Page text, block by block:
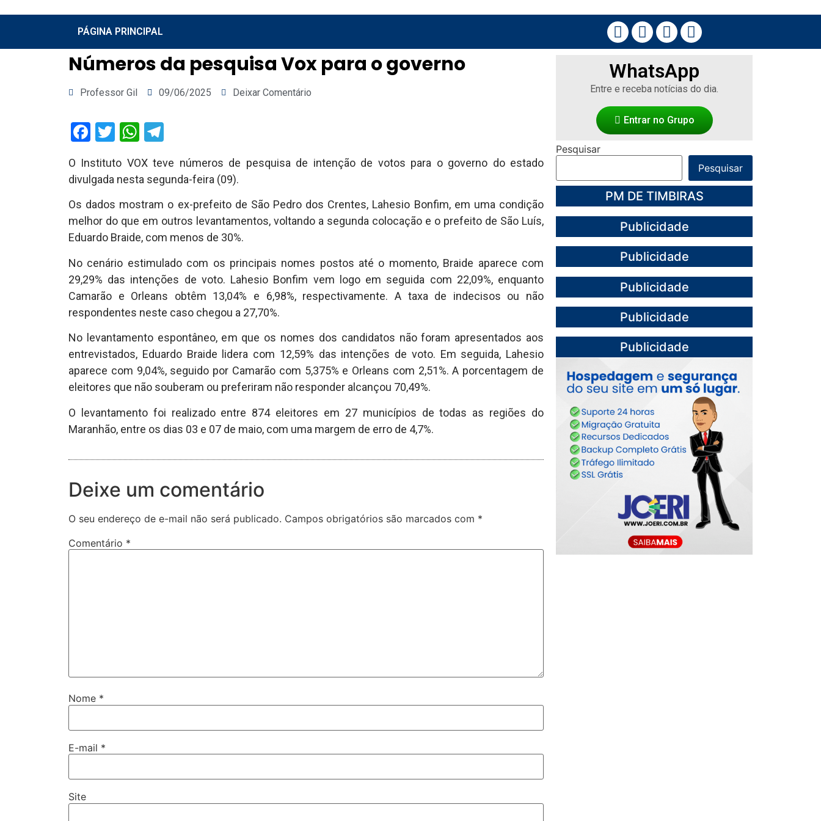
PÁGINA PRINCIPAL
Números da pesquisa Vox para o governo
Professor Gil 09/06/2025 Deixar Comentário
Facebook
TwitterWhatsApp
O Instituto VOX teve números de pesquisa de intenção de votos para o governo do estado
divulgada nesta segunda-feira (09).
Os dados mostram o ex-prefeito de São Pedro dos Crentes, Lahesio Bonfim, em uma condição
melhor do que em outros levantamentos, voltando a segunda colocação e o prefeito de São Luís,
Eduardo Braide, com menos de 30%.
No cenário estimulado com os principais nomes postos até o momento, Braide aparece com
29,29% das intenções de voto. Lahesio Bonfim vem logo em seguida com 22,09%, enquanto
Camarão e Orleans obtêm 13,04% e 6,98%, respectivamente. A taxa de indecisos ou não
respondentes neste caso chegou a 27,70%.
No levantamento espontâneo, em que os nomes dos candidatos não foram apresentados aos
entrevistados, Eduardo Braide lidera com 12,59% das intenções de voto. Em seguida, Lahesio
aparece com 9,04%, seguido por Camarão com 5,375% e Orleans com 2,51%. A porcentagem de
eleitores que não souberam ou preferiram não responder alcançou 70,49%.
O levantamento foi realizado entre 874 eleitores em 27 municípios de todas as regiões do
Maranhão, entre os dias 03 e 07 de maio, com uma margem de erro de 4,7%.
Deixe um comentário
O seu endereço de e-mail não será publicado. Campos obrigatórios são marcados com *
Comentário *
Nome *
E-mail *
Site
WhatsApp
Entre e receba notícias do dia.
Entrar no Grupo
Pesquisar
Pesquisar
PM DE TIMBIRAS
Publicidade
Publicidade
Publicidade
Publicidade
Publicidade